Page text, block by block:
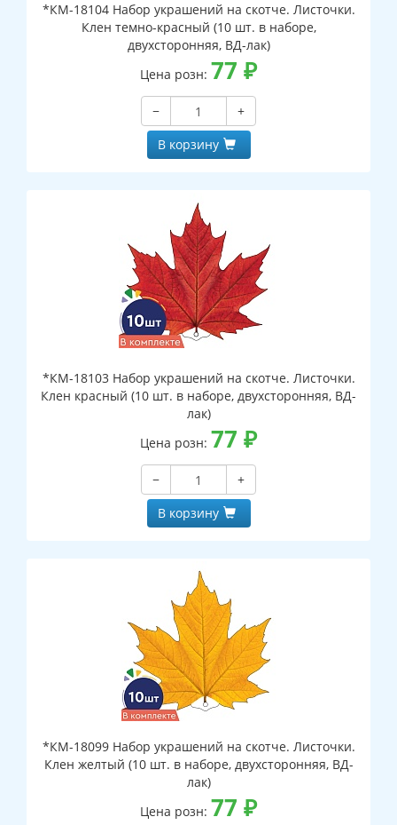
*КМ-18104 Набор украшений на скотче. Листочки.
Клен темно-красный (10 шт. в наборе,
двухсторонняя, ВД-лак)
Цена розн: 77 ₽
−
+
В корзину
*КМ-18103 Набор украшений на скотче. Листочки.
Клен красный (10 шт. в наборе, двухсторонняя, ВД-
лак)
Цена розн: 77 ₽
−
+
В корзину
*КМ-18099 Набор украшений на скотче. Листочки.
Клен желтый (10 шт. в наборе, двухсторонняя, ВД-
лак)
Цена розн: 77 ₽